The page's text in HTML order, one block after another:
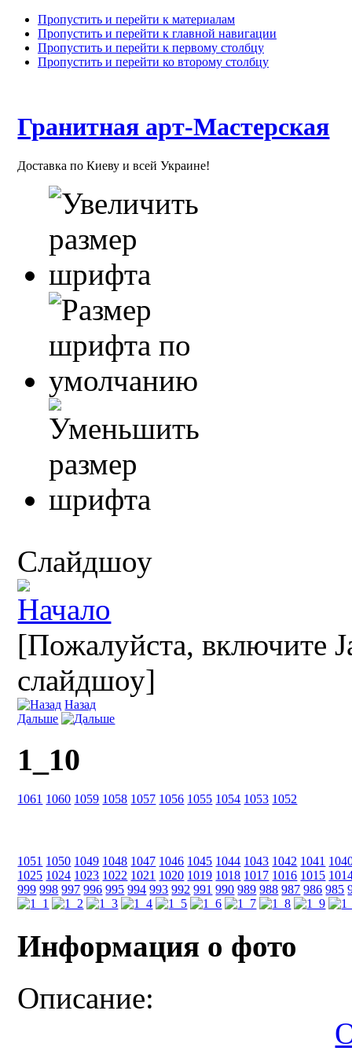
Пропустить и перейти к материалам
Пропустить и перейти к главной навигации
Пропустить и перейти к первому столбцу
Пропустить и перейти ко второму столбцу
Гранитная арт-Мастерская
Доставка по Киеву и всей Украине!
Слайдшоу
[Пожалуйста, включите
слайдшоу]
Назад
Дальше
1_10
1061 1060 1059 1058 1057 1056 1055 1054 1053 1052
1051 1050 1049 1048 1047 1046 1045 1044 1043 1042 1041
1025 1024 1023 1022 1021 1020 1019 1018 1017 1016 1015
999 998 997 996 995 994 993 992 991 990 989 988 987 986 985
Информация о фото
Описание: